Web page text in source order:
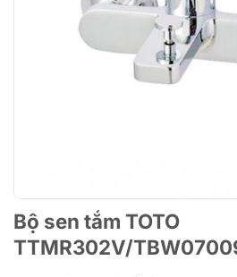
Bộ sen tắm TOTO
TTMR302V/